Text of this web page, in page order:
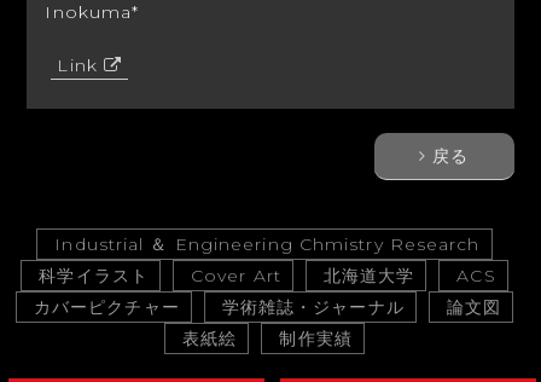
Inokuma*
Link
戻る
Industrial ＆ Engineering Chmistry Research
科学イラスト
Cover Art 北海道大学
ACS
カバーピクチャー
学術雑誌・ジャーナル
論文図
表紙絵
制作実績